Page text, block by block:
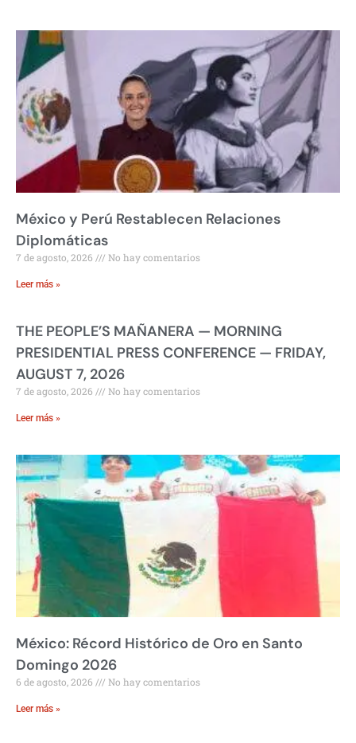
México y Perú Restablecen Relaciones
Diplomáticas
7 de agosto, 2026 No hay comentarios
Leer más »
THE PEOPLE’S MAÑANERA — MORNING
PRESIDENTIAL PRESS CONFERENCE — FRIDAY,
AUGUST 7, 2026
7 de agosto, 2026 No hay comentarios
Leer más »
México: Récord Histórico de Oro en Santo
Domingo 2026
6 de agosto, 2026 No hay comentarios
Leer más »